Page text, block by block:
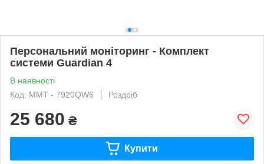
Персональний моніторинг - Комплект
системи Guardian 4
В наявності
Код: MMT - 7920QW6
Роздріб
25 680 ₴
Купити